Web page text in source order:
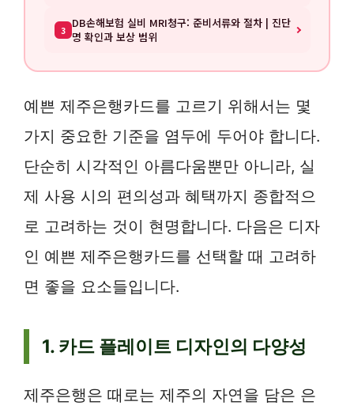
3 DB손해보험 실비 MRI청구: 준비서류와 절차 | 진단
명 확인과 보상 범위
예쁜 제주은행카드를 고르기 위해서는 몇
가지 중요한 기준을 염두에 두어야 합니다.
단순히 시각적인 아름다움뿐만 아니라, 실
제 사용 시의 편의성과 혜택까지 종합적으
로 고려하는 것이 현명합니다. 다음은 디자
인 예쁜 제주은행카드를 선택할 때 고려하
면 좋을 요소들입니다.
1. 카드 플레이트 디자인의 다양성
제주은행은 때로는 제주의 자연을 담은 은